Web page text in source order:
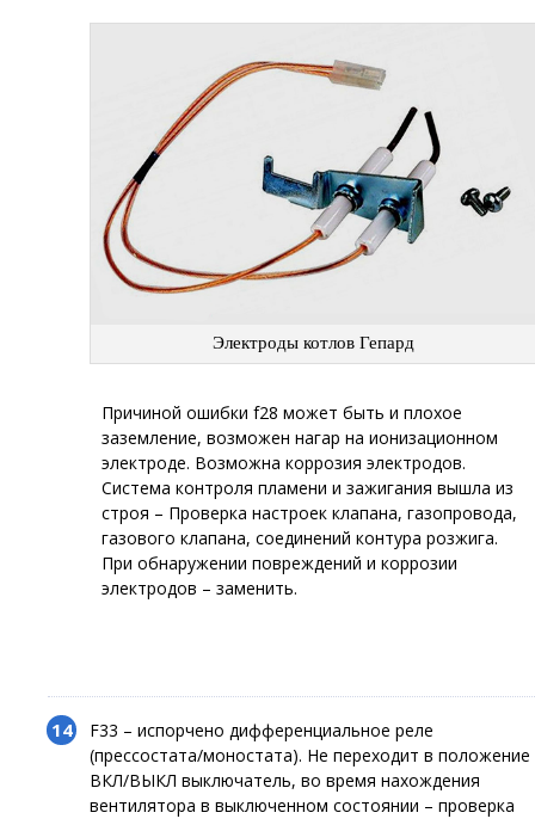
Электроды котлов Гепард
Причиной ошибки f28 может быть и плохое
заземление, возможен нагар на ионизационном
электроде. Возможна коррозия электродов.
Система контроля пламени и зажигания вышла из
строя – Проверка настроек клапана, газопровода,
газового клапана, соединений контура розжига.
При обнаружении повреждений и коррозии
электродов – заменить.
F33 – испорчено дифференциальное реле
(прессостата/моностата). Не переходит в положение
ВКЛ/ВЫКЛ выключатель, во время нахождения
вентилятора в выключенном состоянии – проверка